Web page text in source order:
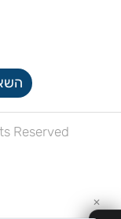
Reserved
✕